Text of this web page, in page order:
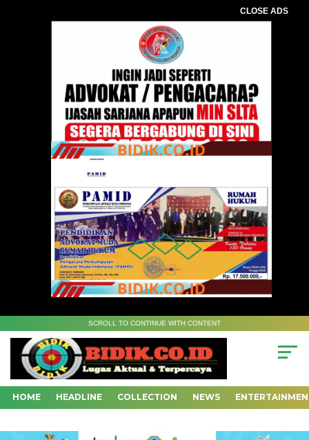
CLOSE ADS
SCROLL TO CONTINUE WITH CONTENT
HOME HEADLINE COLLECTION NEWS